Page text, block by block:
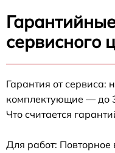
сервисного
Гарантия от сервиса:
комплектующие — до
Что считается
Для работ: Повторное